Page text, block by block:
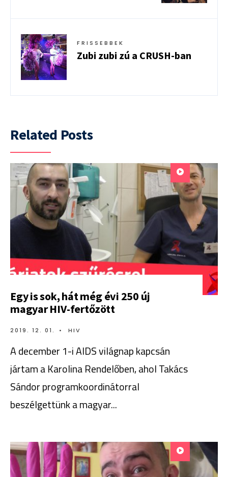
FRISSEBBEK
Zubi zubi zú a CRUSH-ban
Related Posts
Egy is sok, hát még évi 250 új
magyar HIV-fertőzött
2019. 12. 01. • HIV
A december 1-i AIDS világnap kapcsán
jártam a Karolina Rendelőben, ahol Takács
Sándor programkoordinátorral
beszélgettünk a magyar...